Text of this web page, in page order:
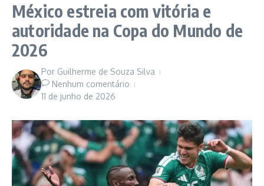
México estreia com vitória e
autoridade na Copa do Mundo de
2026
Por Guilherme de Souza Silva
Nenhum comentário
11 de junho de 2026